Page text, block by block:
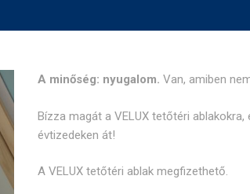
A minőség: nyugalom. Van, amiben
Bízza magát a VELUX tetőtéri
évtizedeken át!
A VELUX tetőtéri ablak megfizethető.